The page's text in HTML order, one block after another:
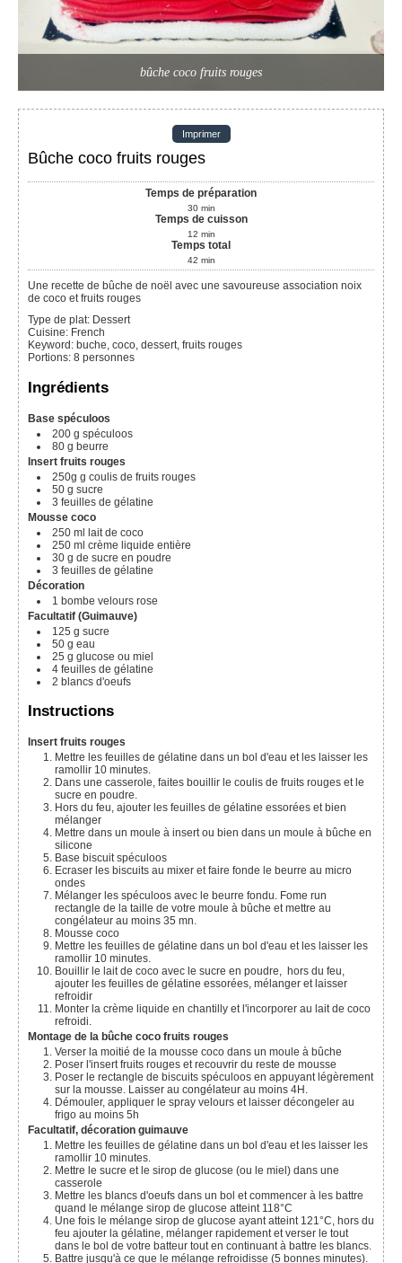
bûche coco fruits rouges
Imprimer
Bûche coco fruits rouges
Temps de préparation
30 min
Temps de cuisson
12 min
Temps total
42 min
Une recette de bûche de noël avec une savoureuse association noix
de coco et fruits rouges
Type de plat: Dessert
Cuisine: French
Keyword: buche, coco, dessert, fruits rouges
Portions: 8 personnes
Ingrédients
Base spéculoos
200 g spéculoos
80 g beurre
Insert fruits rouges
250g g coulis de fruits rouges
50 g sucre
3 feuilles de gélatine
Mousse coco
250 ml lait de coco
250 ml crème liquide entière
30 g de sucre en poudre
3 feuilles de gélatine
Décoration
1 bombe velours rose
Facultatif (Guimauve)
125 g sucre
50 g eau
25 g glucose ou miel
4 feuilles de gélatine
2 blancs d'oeufs
Instructions
Insert fruits rouges
Mettre les feuilles de gélatine dans un bol d'eau et les laisser les
ramollir 10 minutes.
Dans une casserole, faites bouillir le coulis de fruits rouges et le
sucre en poudre.
Hors du feu, ajouter les feuilles de gélatine essorées et bien
mélanger
Mettre dans un moule à insert ou bien dans un moule à bûche en
silicone
Base biscuit spéculoos
Ecraser les biscuits au mixer et faire fonde le beurre au micro
ondes
Mélanger les spéculoos avec le beurre fondu. Fome run
rectangle de la taille de votre moule à bûche et mettre au
congélateur au moins 35 mn.
Mousse coco
Mettre les feuilles de gélatine dans un bol d'eau et les laisser les
ramollir 10 minutes.
Bouillir le lait de coco avec le sucre en poudre, hors du feu,
ajouter les feuilles de gélatine essorées, mélanger et laisser
refroidir
Monter la crème liquide en chantilly et l'incorporer au lait de coco
refroidi.
Montage de la bûche coco fruits rouges
Verser la moitié de la mousse coco dans un moule à bûche
Poser l'insert fruits rouges et recouvrir du reste de mousse
Poser le rectangle de biscuits spéculoos en appuyant légèrement
sur la mousse. Laisser au congélateur au moins 4H.
Démouler, appliquer le spray velours et laisser décongeler au
frigo au moins 5h
Facultatif, décoration guimauve
Mettre les feuilles de gélatine dans un bol d'eau et les laisser les
ramollir 10 minutes.
Mettre le sucre et le sirop de glucose (ou le miel) dans une
casserole
Mettre les blancs d'oeufs dans un bol et commencer à les battre
quand le mélange sirop de glucose atteint 118°C
Une fois le mélange sirop de glucose ayant atteint 121°C, hors du
feu ajouter la gélatine, mélanger rapidement et verser le tout
dans le bol de votre batteur tout en continuant à battre les blancs.
Battre jusqu'à ce que le mélange refroidisse (5 bonnes minutes).